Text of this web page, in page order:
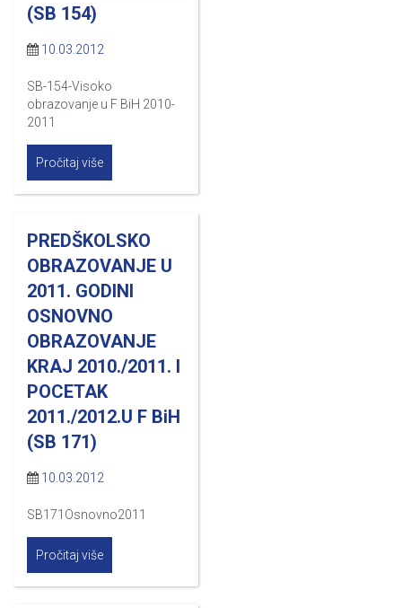
(SB 154)
10.03.2012
SB-154-Visoko
obrazovanje u F BiH 2010-
2011
Pročitaj više
PREDŠKOLSKO
OBRAZOVANJE U
2011. GODINI
OSNOVNO
OBRAZOVANJE
KRAJ 2010./2011. I
POCETAK
2011./2012.U F BiH
(SB 171)
10.03.2012
SB171Osnovno2011
Pročitaj više